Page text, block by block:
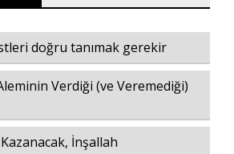
doğru tanımak gerekir
Verdiği (ve Veremediği)
İnşallah